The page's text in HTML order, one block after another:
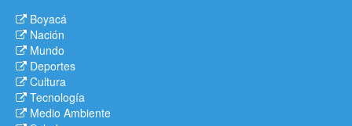
Boyacá
Nación
Mundo
Deportes
Cultura
Tecnología
Medio Ambiente